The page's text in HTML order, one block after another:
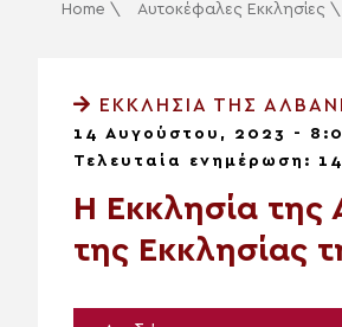
Home \ Αυτοκέφαλες Εκκλησίες \
ΕΚΚΛΗΣΊΑ ΤΗΣ
14 Αυγούστου, 2023 -
Τελευταία ενημέρωση:
Η Εκκλησία της
της Εκκλησίας